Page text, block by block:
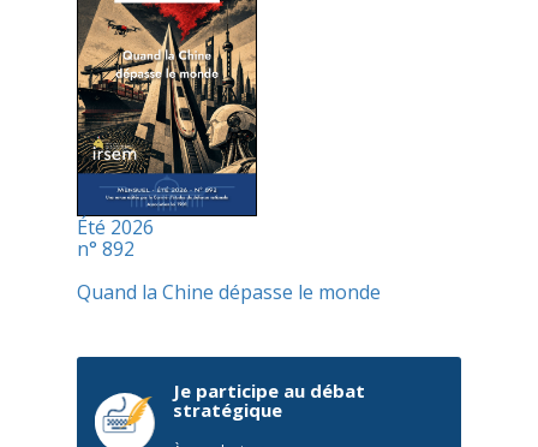
Été 2026
n° 892
Quand la Chine dépasse le monde
Je participe au débat
stratégique